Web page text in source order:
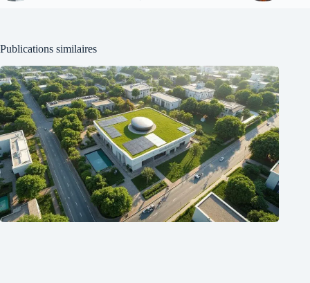
Publications similaires